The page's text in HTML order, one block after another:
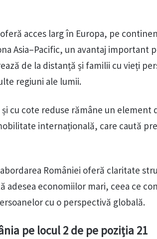
acces larg în Europa, pe
Asia–Pacific, un avantaj important
de la distanță și familii cu vieți
regiuni ale lumii.
cu cote reduse rămâne un element
internațională, care caută
României oferă claritate
adesea economiilor mari, ceea ce
cu o perspectivă globală.
pe locul 2 de pe poziția 21